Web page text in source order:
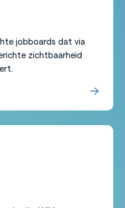
jobboards dat via
zichtbaarheid